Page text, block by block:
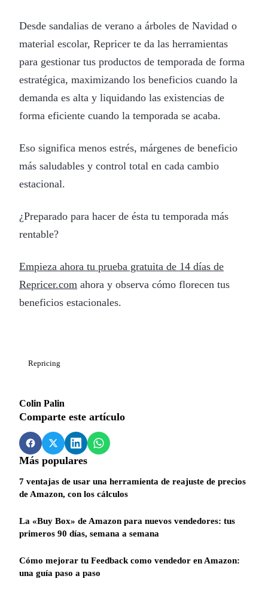
Desde sandalias de verano a árboles de Navidad o
material escolar, Repricer te da las herramientas
para gestionar tus productos de temporada de forma
estratégica, maximizando los beneficios cuando la
demanda es alta y liquidando las existencias de
forma eficiente cuando la temporada se acaba.
Eso significa menos estrés, márgenes de beneficio
más saludables y control total en cada cambio
estacional.
¿Preparado para hacer de ésta tu temporada más
rentable?
Empieza ahora tu prueba gratuita de 14 días de
Repricer.com ahora y observa cómo florecen tus
beneficios estacionales.
Repricing
Colin Palin
Comparte este artículo
Más populares
7 ventajas de usar una herramienta de reajuste de precios
de Amazon, con los cálculos
La «Buy Box» de Amazon para nuevos vendedores: tus
primeros 90 días, semana a semana
Cómo mejorar tu Feedback como vendedor en Amazon:
una guía paso a paso